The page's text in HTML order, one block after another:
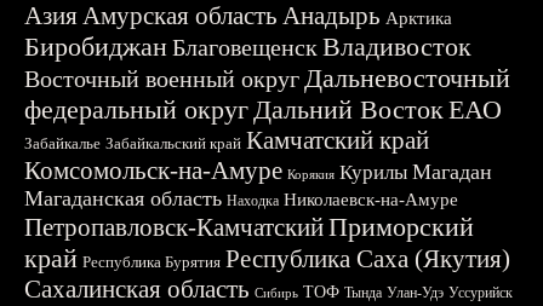
АзияАмурская область Анадырь Арктика
БиробиджанБлаговещенскВладивосток
Восточный военный округДальневосточный
федеральный округДальний ВостокЕАО
Забайкалье Забайкальский край Камчатский край
Комсомольск-на-Амуре Корякия Курилы Магадан
Магаданская область Находка Николаевск-на-Амуре
Петропавловск-КамчатскийПриморский
край Республика Бурятия Республика Саха (Якутия)
Сахалинская область Сибирь ТОФ Тында Улан-Удэ Уссурийск